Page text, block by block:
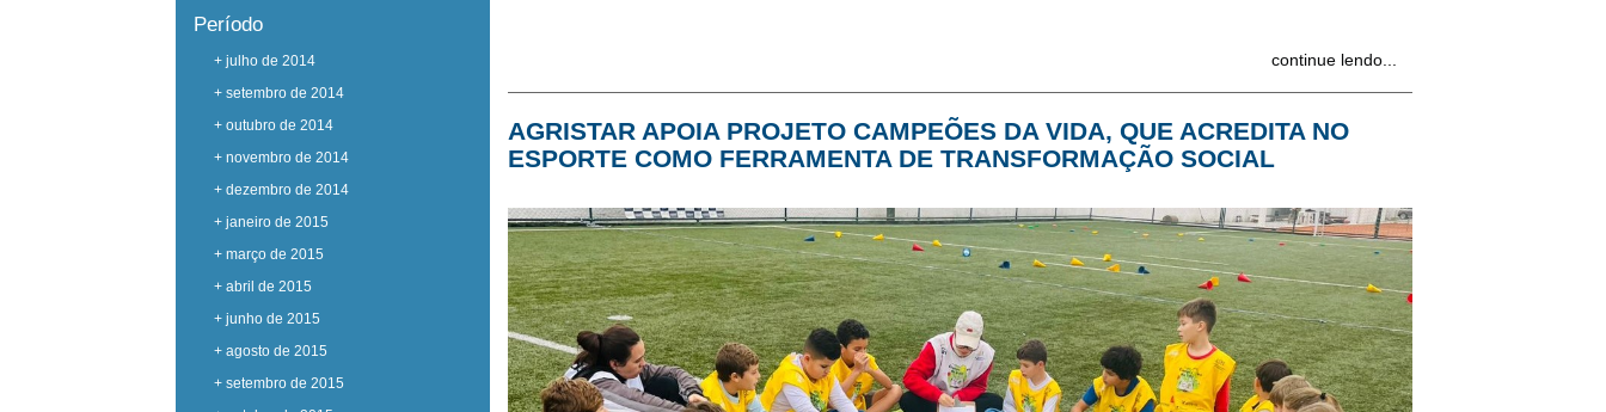
Período
+ julho de 2014
+ setembro de 2014
+ outubro de 2014
+ novembro de 2014
+ dezembro de 2014
+ janeiro de 2015
+ março de 2015
+ abril de 2015
+ junho de 2015
+ agosto de 2015
+ setembro de 2015
continue lendo...
AGRISTAR APOIA PROJETO CAMPEÕES DA VIDA, QUE ACREDITA NO
ESPORTE COMO FERRAMENTA DE TRANSFORMAÇÃO SOCIAL